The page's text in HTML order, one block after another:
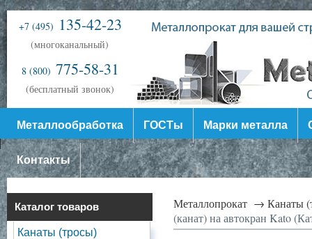
+7 (495) 135-42-23
(многоканальный)
8 (800) 775-58-31
(бесплатный звонок)
Металлообработка ГОСТы Марки металла
Контакты
Каталог товаров
Канаты (тросы)
Металлопрокат → Канаты
(канат) на автокран Kato